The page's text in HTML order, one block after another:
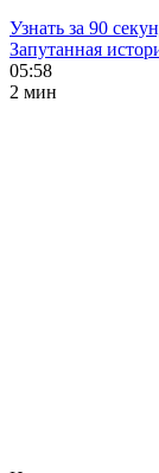
Узнать за 90
Запутанная
05:58
2 мин